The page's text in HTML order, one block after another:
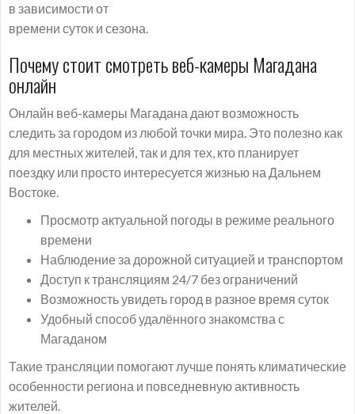
в зависимости от
времени суток и сезона.
Почему стоит смотреть веб-камеры Магадана
онлайн
Онлайн веб-камеры Магадана дают возможность
следить за городом из любой точки мира. Это полезно как
для местных жителей, так и для тех, кто планирует
поездку или просто интересуется жизнью на Дальнем
Востоке.
Просмотр актуальной погоды в режиме реального
времени
Наблюдение за дорожной ситуацией и транспортом
Доступ к трансляциям 24/7 без ограничений
Возможность увидеть город в разное время суток
Удобный способ удалённого знакомства с
Магаданом
Такие трансляции помогают лучше понять климатические
особенности региона и повседневную активность
жителей.